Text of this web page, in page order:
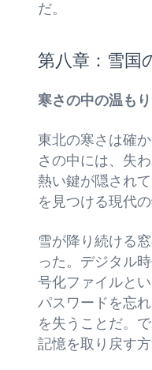
だ。
第八章：雪国
寒さの中の温も
東北の寒さは確
さの中には、失
熱い鍵が隠され
を見つける現代の
雪が降り続ける
った。デジタル
号化ファイルと
パスワードを忘
を失うことだ。
記憶を取り戻す